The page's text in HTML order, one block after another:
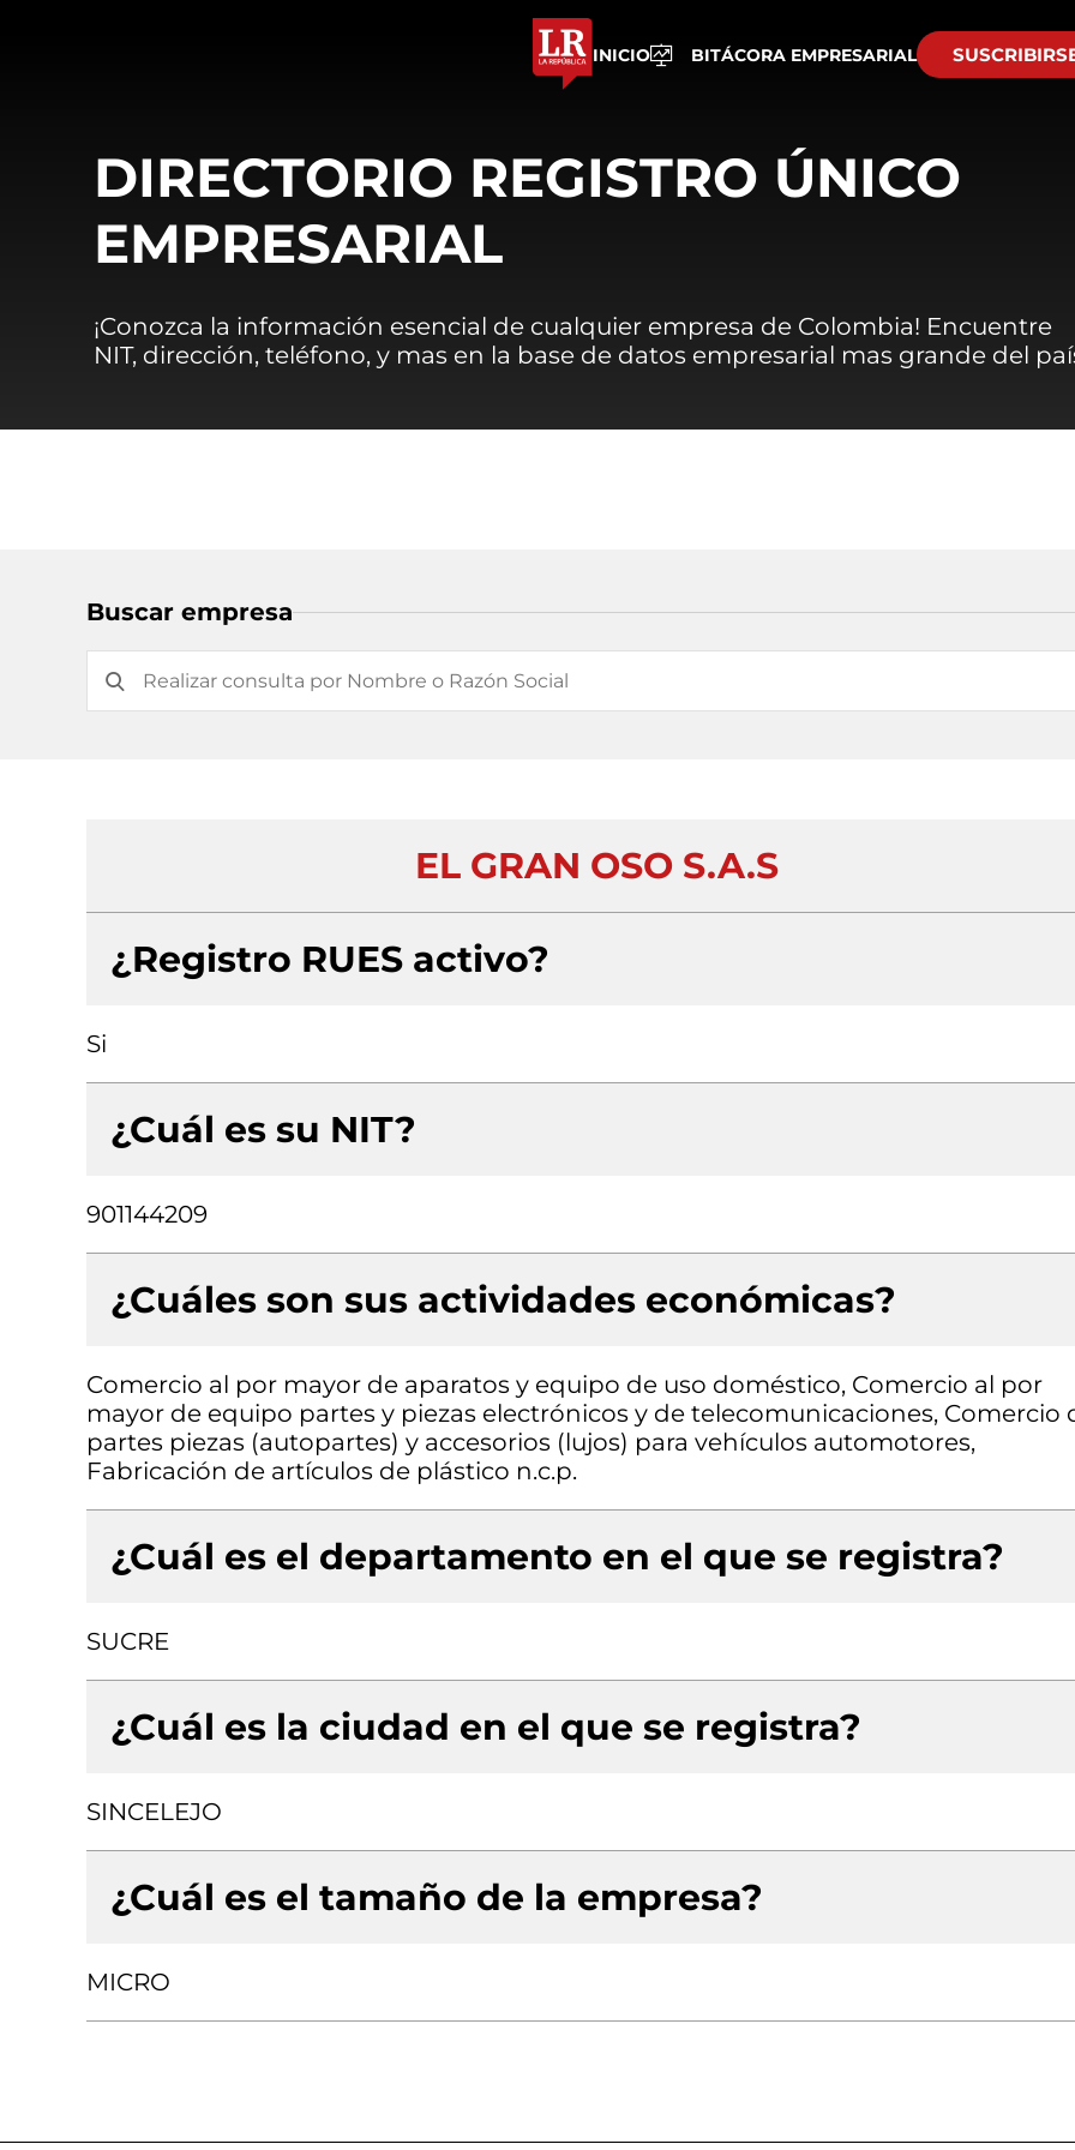
INICIO BITÁCORA EMPRESARIAL
DIRECTORIO REGISTRO ÚNICO
EMPRESARIAL
¡Conozca la información esencial de cualquier empresa de Colombia! Encuentre
NIT, dirección, teléfono, y mas en la base de datos empresarial mas grande del
Buscar empresa
EL GRAN OSO S.A.S
¿Registro RUES activo?
Si
¿Cuál es su NIT?
901144209
¿Cuáles son sus actividades económicas?
Comercio al por mayor de aparatos y equipo de uso doméstico, Comercio al por
mayor de equipo partes y piezas electrónicos y de telecomunicaciones, Comercio
partes piezas (autopartes) y accesorios (lujos) para vehículos automotores,
Fabricación de artículos de plástico n.c.p.
¿Cuál es el departamento en el que se registra?
SUCRE
¿Cuál es la ciudad en el que se registra?
SINCELEJO
¿Cuál es el tamaño de la empresa?
MICRO